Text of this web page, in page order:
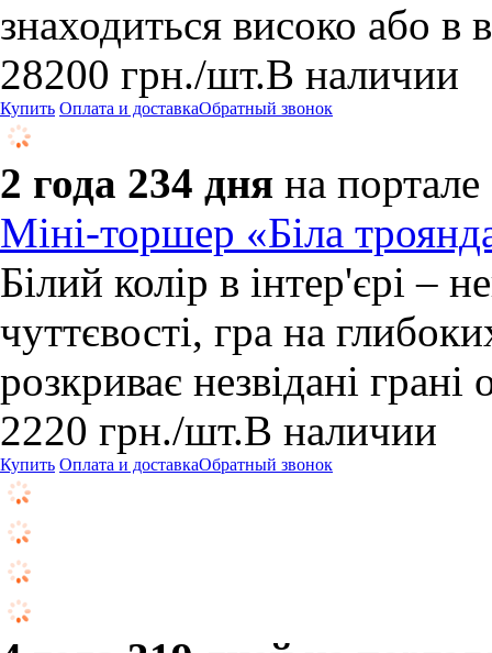
знаходиться високо або в
28200 грн./шт.В наличии
Купить Оплата и доставкаОбратный звонок
2 года 234 дня на портале
Міні-торшер «Біла
Білий колір в інтер'єрі –
чуттєвості, гра на
розкриває незвідані
2220 грн./шт.В наличии
Купить Оплата и доставкаОбратный звонок